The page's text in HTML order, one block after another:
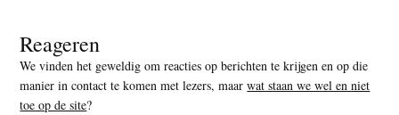
Reageren
We vinden het geweldig om reacties op berichten te krijgen en op die
manier in contact te komen met lezers, maarwat staan we wel en niet
toe op de site?